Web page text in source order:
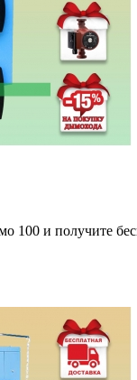
100 и получите